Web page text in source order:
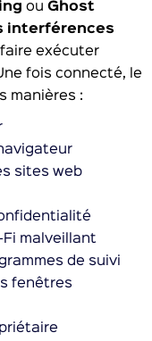
ou Ghost
interférences
exécuter
fois connecté, le
manières :
sites web
Fi malveillant
de suivi
fenêtres